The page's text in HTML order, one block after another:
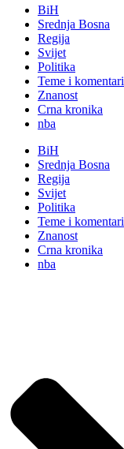
BiH
Srednja Bosna
Regija
Svijet
Politika
Teme i komentari
Znanost
Crna kronika
nba
BiH
Srednja Bosna
Regija
Svijet
Politika
Teme i komentari
Znanost
Crna kronika
nba